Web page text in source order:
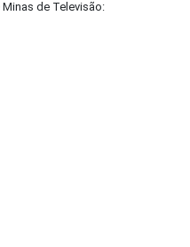
Minas de Televisão: